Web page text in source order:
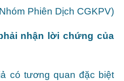
Phiên Dịch CGKPV)
nhận lời chứng của
có tương quan đặc biệt